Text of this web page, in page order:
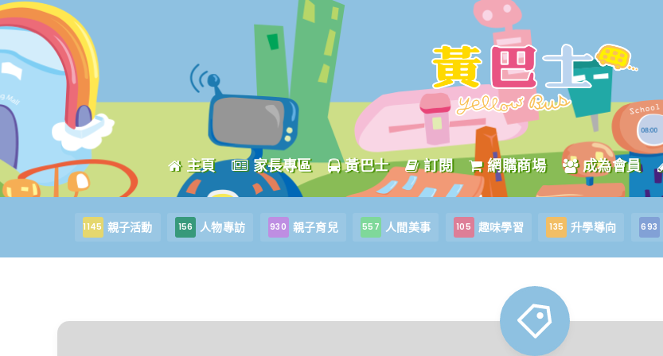
主頁 家長專區 黃巴士 訂閱 網購商場 成為會員
1145 親子活動 156 人物專訪 930 親子育兒 557 人間美事 105 趣味學習 135 升學導向 693